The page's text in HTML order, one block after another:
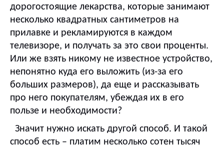
дорогостоящие лекарства, которые занимают
несколько квадратных сантиметров на
прилавке и рекламируются в каждом
телевизоре, и получать за это свои проценты.
Или же взять никому не известное устройство,
непонятно куда его выложить (из-за его
больших размеров), да еще и рассказывать
про него покупателям, убеждая их в его
пользе и необходимости?
Значит нужно искать другой способ. И такой
способ есть – платим несколько сотен тысяч